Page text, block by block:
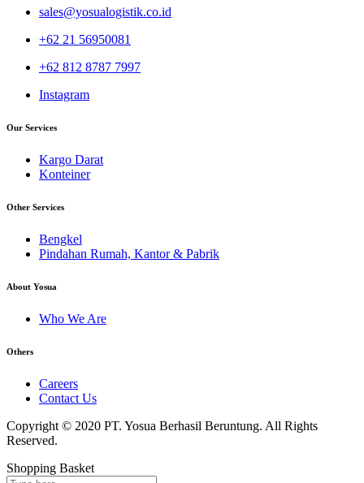
sales@yosualogistik.co.id
+62 21 56950081
+62 812 8787 7997
Instagram
Our Services
Kargo Darat
Konteiner
Other Services
Bengkel
Pindahan Rumah, Kantor & Pabrik
About Yosua
Who We Are
Others
Careers
Contact Us
Copyright © 2020 PT. Yosua Berhasil Beruntung. All Rights
Reserved.
Shopping Basket